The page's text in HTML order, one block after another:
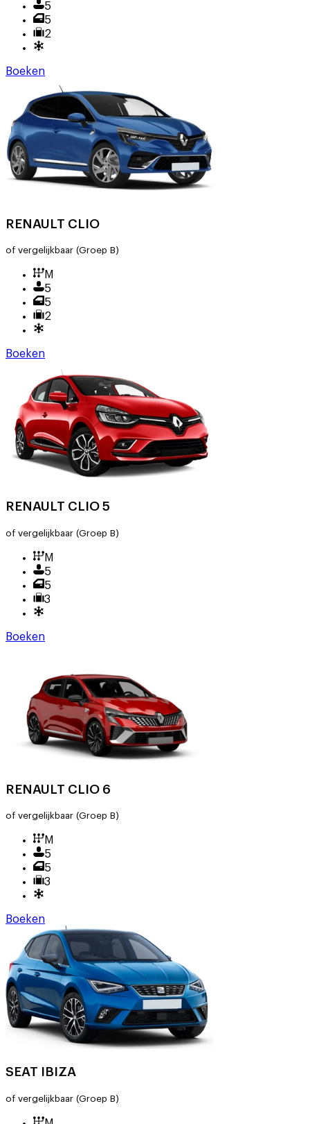
5
5
2
Boeken
RENAULT CLIO
of vergelijkbaar (Groep B)
M
5
5
2
Boeken
RENAULT CLIO 5
of vergelijkbaar (Groep B)
M
5
5
3
Boeken
RENAULT CLIO 6
of vergelijkbaar (Groep B)
M
5
5
3
Boeken
SEAT IBIZA
of vergelijkbaar (Groep B)